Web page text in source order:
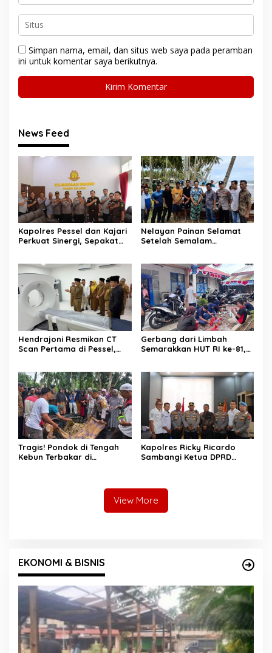
Simpan nama, email, dan situs web saya pada peramban
ini untuk komentar saya berikutnya.
News Feed
Kapolres Pessel dan Kajari
Perkuat Sinergi, Sepakat
Nelayan Painan Selamat
Setelah Semalam
Selatan
Hendrajoni Resmikan CT
Scan Pertama di Pessel,
Gerbang dari Limbah
Semarakkan HUT RI ke-81,
Lingkungan
Tragis! Pondok di Tengah
Kebun Terbakar di
Kapolres Ricky Ricardo
Sambangi Ketua DPRD
View More
EKONOMI & BISNIS